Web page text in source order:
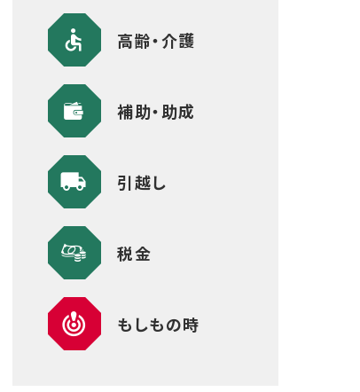
高齢・介護
補助・助成
引越し
税金
もしもの時